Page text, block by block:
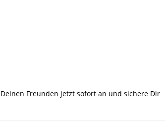
Freunden jetzt sofort an und sichere Dir